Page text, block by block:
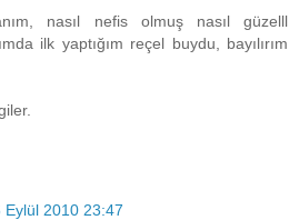
nasıl nefis olmuş nasıl güzelll
ilk yaptığım reçel buydu, bayılırım
Eylül 2010 23:47